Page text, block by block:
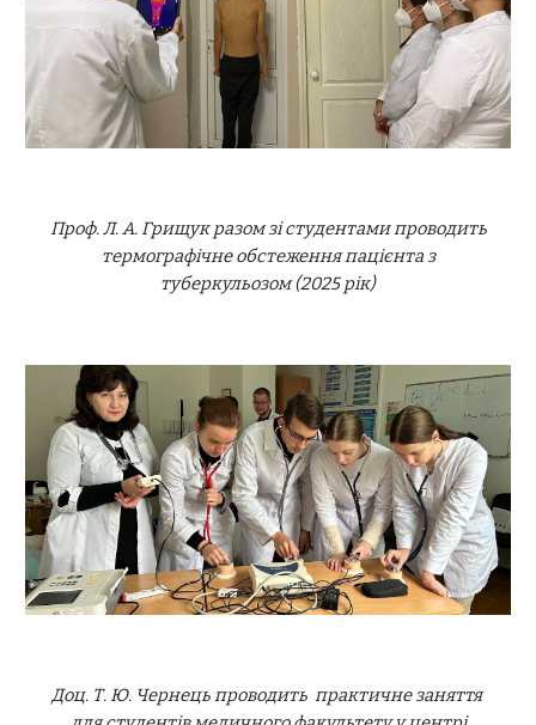
Проф. Л. А. Грищук разом зі студентами проводить
термографічне обстеження пацієнта з
туберкульозом (2025 рік)
Доц. Т. Ю. Чернець проводить практичне заняття